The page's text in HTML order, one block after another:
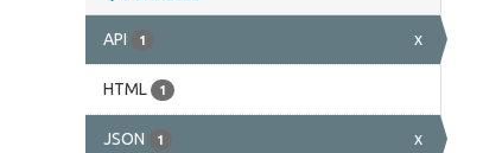
API 1 x
HTML 1
JSON 1 x